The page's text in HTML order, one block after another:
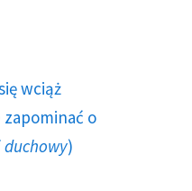
wciąż
o
duchowy)